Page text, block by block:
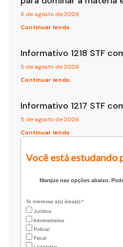
6 de agosto de 2026
Continuar lendo
Informativo 1218 STF
5 de agosto de 2026
Continuar lendo
Informativo 1217 STF
5 de agosto de 2026
Continuar lendo
Você está estudando
Marque nas opções abaixo.
Te interessa a(s) área(s):*
Jurídica
Administrativa
Policial
Fiscal